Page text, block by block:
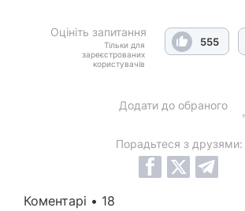
Оцініть запитання
Тільки для
зареєстрованих
користувачів
555
Додати до обраного
Порадьтеся з друзями:
Коментарі • 18